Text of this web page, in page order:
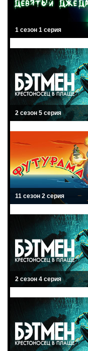
1 сезон 1 серия
2 сезон 5 серия
11 сезон 2 серия
2 сезон 4 серия